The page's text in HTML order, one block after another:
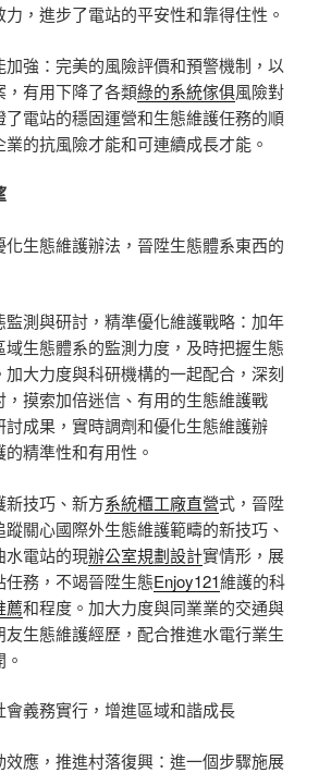
，進步了電站的平安性和靠得住性。
加強：完美的風險評價和預警機制，以
，有用下降了各類綠的系統傢俱風險對
電站的穩固運營和生態維護任務的順
的抗風險才能和可連續成長才能。
化生態維護辦法，晉陞生態體系東西的
監測與研討，精準優化維護戰略：加年
生態體系的監測力度，及時把握生態
大力度與科研機構的一起配合，深刻
，摸索加倍迷信、有用的生態維護戰
討成果，實時調劑和優化生態維護辦
精準性和有用性。
新技巧、新方系統櫃工廠直營式，晉陞
關心國際外生態維護範疇的新技巧、
水電站的現辦公室規劃設計實情形，展
務，不竭晉陞生態Enjoy121維護的科
薦和程度。加大力度與同業業的交通與
生態維護經歷，配合推進水電行業生
會義務實行，增進區域和諧成長
效應，推進村落復興：進一個步驟施展